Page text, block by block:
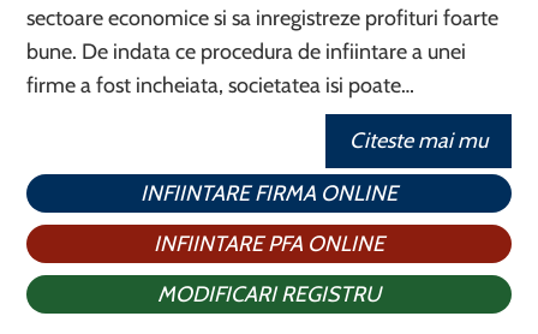
sectoare economice si sa inregistreze profituri foarte
bune. De indata ce procedura de infiintare a unei
firme a fost incheiata, societatea isi poate…
Citeste mai mu
INFIINTARE FIRMA ONLINE
INFIINTARE PFA ONLINE
MODIFICARI REGISTRU